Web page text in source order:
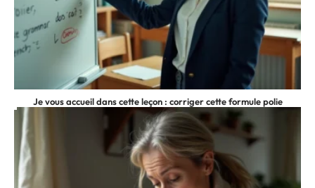
Je vous accueil dans cette leçon : corriger cette formule polie